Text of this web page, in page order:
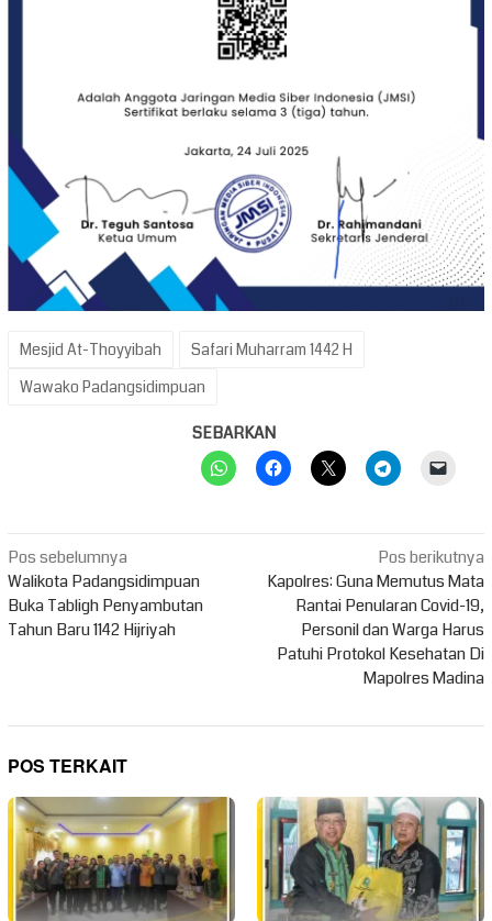
Mesjid At-Thoyyibah
Safari Muharram 1442 H
Wawako Padangsidimpuan
SEBARKAN
Navigasi
pos
Pos sebelumnya
Walikota Padangsidimpuan
Buka Tabligh Penyambutan
Tahun Baru 1142 Hijriyah
Pos berikutnya
Kapolres: Guna Memutus Mata
Rantai Penularan Covid-19,
Personil dan Warga Harus
Patuhi Protokol Kesehatan Di
Mapolres Madina
POS TERKAIT